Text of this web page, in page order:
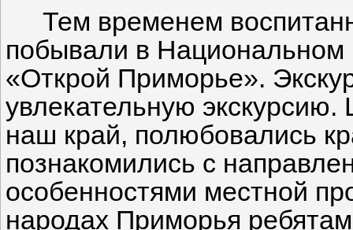
Тем временем
побывали в Национальном
«Открой Приморье».
увлекательную
наш край, полюбовались
познакомились с
особенностями местной
народах Приморья